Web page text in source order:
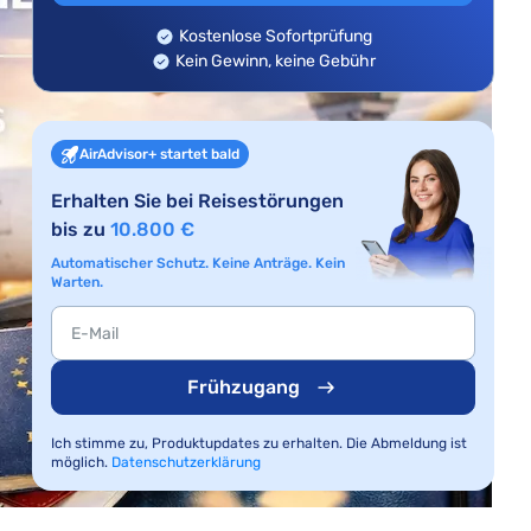
Kostenlose Sofortprüfung
Kein Gewinn, keine Gebühr
AirAdvisor+ startet bald
Erhalten Sie bei Reisestörungen
bis zu 10.800 €
Automatischer Schutz. Keine Anträge. Kein
Warten.
Frühzugang
Ich stimme zu, Produktupdates zu erhalten. Die Abmeldung ist
möglich. Datenschutzerklärung